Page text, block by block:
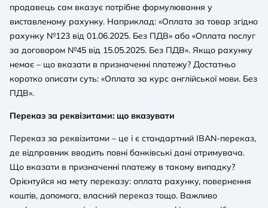
продавець сам вказує потрібне формулювання у
виставленому рахунку. Наприклад: «Оплата за товар згідно
рахунку №123 від 01.06.2025. Без ПДВ» або «Оплата послуг
за договором №45 від 15.05.2025. Без ПДВ». Якщо рахунку
немає – що вказати в призначенні платежу? Достатньо
коротко описати суть: «Оплата за курс англійської мови. Без
ПДВ».
Переказ за реквізитами: що вказувати
Переказ за реквізитами – це і є стандартний IBAN-переказ,
де відправник вводить повні банківські дані отримувача.
Що вказати в призначенні платежу в такому випадку?
Орієнтуйся на мету переказу: оплата рахунку, повернення
коштів, допомога, власний переказ тощо. Важливо